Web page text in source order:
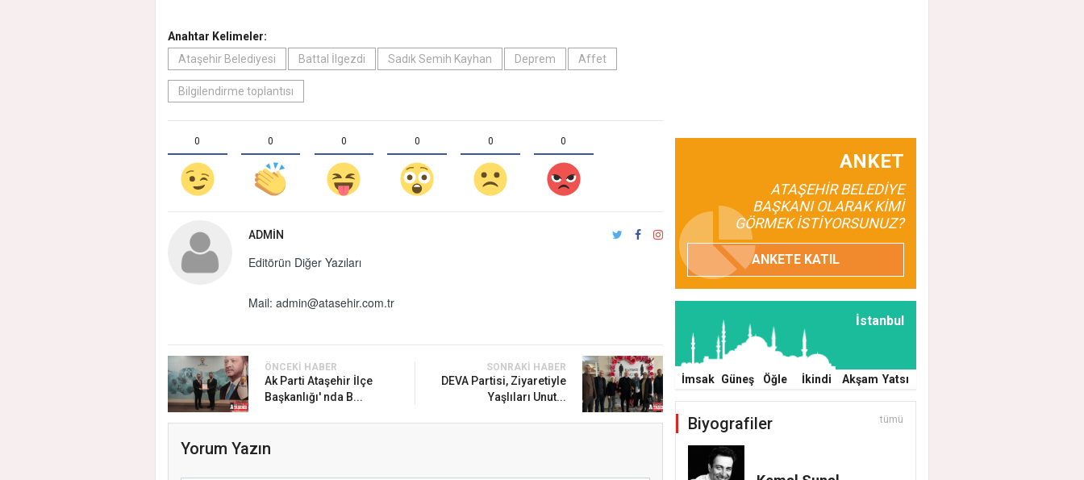
Anahtar Kelimeler:
Ataşehir Belediyesi
Battal İlgezdi Sadık Semih Kayhan Deprem Affet
Bilgilendirme toplantısı
0 0 0 0 0 0
ADMIN
Editörün Diğer Yazıları
Mail: admin@atasehir.com.tr
ÖNCEKI HABER
Ak Parti Ataşehir İlçe
Başkanlığı' nda B...
SONRAKI HABER
DEVA Partisi, Ziyaretiyle
Yaşlıları Unut...
Yorum Yazın
ANKET
ATAŞEHİR BELEDİYE
BAŞKANI OLARAK KİMİ
GÖRMEK İSTİYORSUNUZ?
ANKETE KATIL
İstanbul
İmsak Güneş Öğle İkindi Akşam Yatsı
Biyografiler tümü